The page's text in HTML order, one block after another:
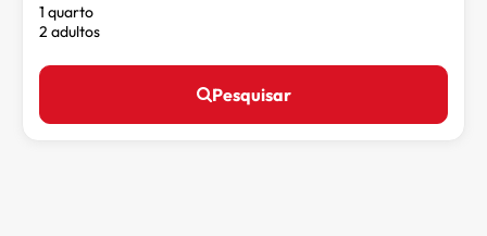
1 quarto
2 adultos
Pesquisar